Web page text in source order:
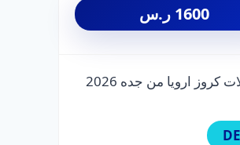
1600 ر.س
كروز ارويا من جده 2026